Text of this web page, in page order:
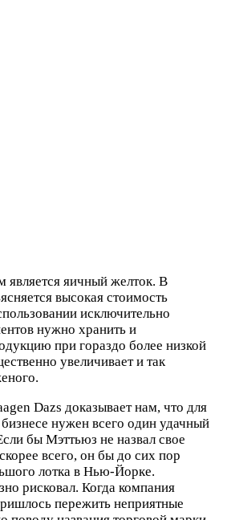
является яичный желток. В
высокая стоимость
исключительно
нужно хранить и
при гораздо более низкой
увеличивает и так
Dazs доказывает нам, что для
нужен всего один удачный
бы Мэттьюз не назвал свое
всего, он бы до сих пор
лотка в Нью-Йорке.
рисковал. Когда компания
пережить неприятные